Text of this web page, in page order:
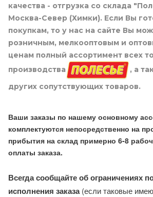
качества - отгрузка со склада
Москва-Север (Химки). Если Вы
покупкам, то у нас на сайте Вы
розничным, мелкооптовым и
ценам полный ассортимент всех
производства
, а
других сопутствующих товаров.
Ваши заказы по нашему основному
комплектуются непосредственно на
прибытия на склад примерно 6-8
оплаты заказа.
Всегда сообщайте об ограничениях
исполнения заказа(если таковые